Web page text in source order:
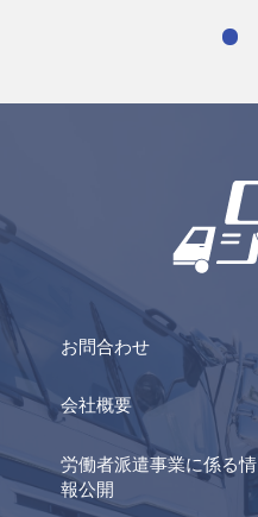
会社概要
労働者派遣事業に係る情
報公開
お問合わせ